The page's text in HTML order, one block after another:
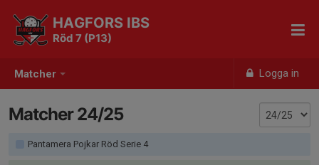
Matcher Logga in
HAGFORS IBS
Röd 7 (P13)
Matcher 24/25
Pantamera Pojkar Röd Serie 4